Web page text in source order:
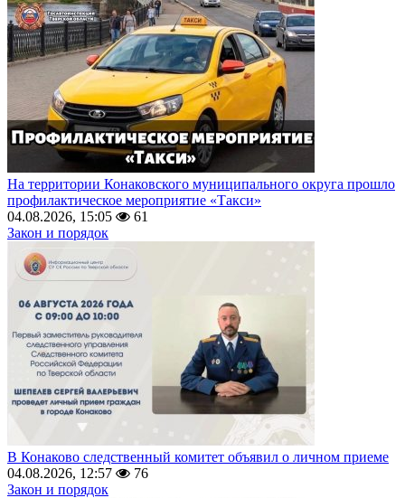
На территории Конаковского муниципального округа прошло
профилактическое мероприятие «Такси»
04.08.2026, 15:05
61
Закон и порядок
В Конаково следственный комитет объявил о личном приеме
04.08.2026, 12:57
76
Закон и порядок